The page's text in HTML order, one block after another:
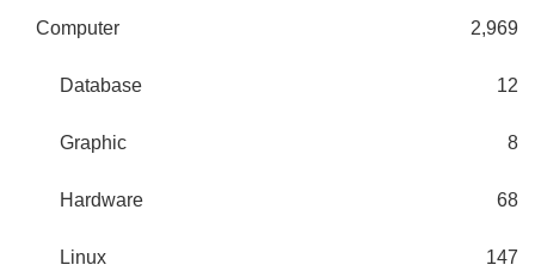
Computer 2,969
Database 12
Graphic 8
Hardware 68
Linux 147